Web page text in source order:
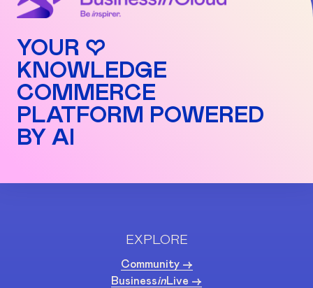
YOUR ♡
KNOWLEDGE
COMMERCE
PLATFORM POWERED
BY AI
EXPLORE
Community ->
BusinessinLive ->